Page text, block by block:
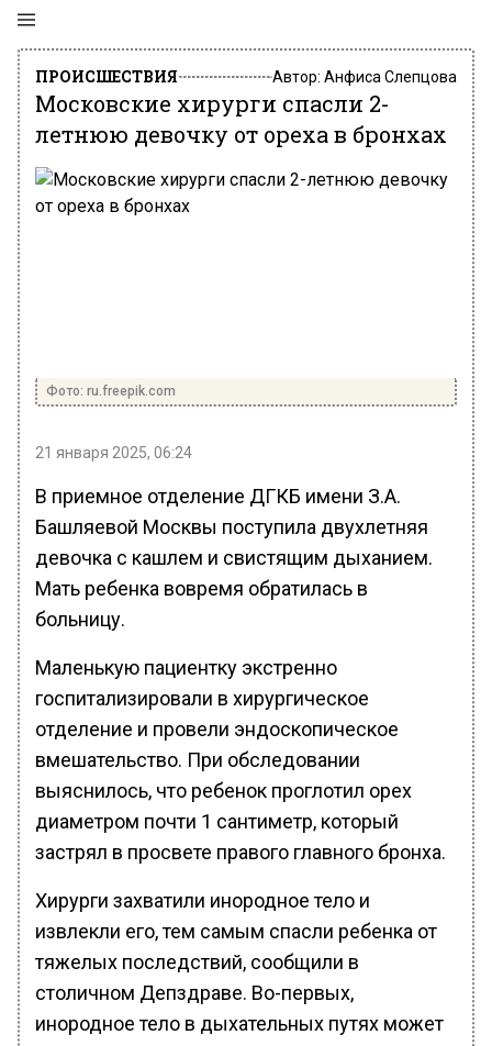
ПРОИСШЕСТВИЯ Автор: Анфиса Слепцова
Московские хирурги спасли 2-
летнюю девочку от ореха в бронхах
Фото: ru.freepik.com
21 января 2025, 06:24
В приемное отделение ДГКБ имени З.А.
Башляевой Москвы поступила двухлетняя
девочка с кашлем и свистящим дыханием.
Мать ребенка вовремя обратилась в
больницу.
Маленькую пациентку экстренно
госпитализировали в хирургическое
отделение и провели эндоскопическое
вмешательство. При обследовании
выяснилось, что ребенок проглотил орех
диаметром почти 1 сантиметр, который
застрял в просвете правого главного бронха.
Хирурги захватили инородное тело и
извлекли его, тем самым спасли ребенка от
тяжелых последствий, сообщили в
столичном Депздраве. Во-первых,
инородное тело в дыхательных путях может